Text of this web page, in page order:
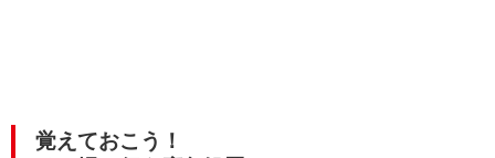
覚えておこう！